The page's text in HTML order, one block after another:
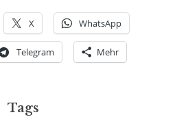
X WhatsApp
Telegram Mehr
Tags